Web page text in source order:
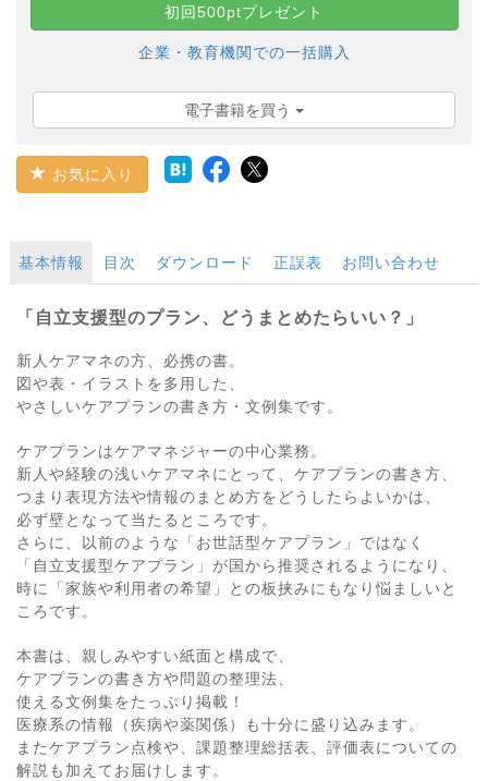
初回500ptプレゼント
企業・教育機関での一括購入
電子書籍を買う
お気に入り
基本情報 目次 ダウンロード 正誤表 お問い合わせ
「自立支援型のプラン、どうまとめたらいい？」
新人ケアマネの方、必携の書。
図や表・イラストを多用した、
やさしいケアプランの書き方・文例集です。
ケアプランはケアマネジャーの中心業務。
新人や経験の浅いケアマネにとって、ケアプランの書き方、
つまり表現方法や情報のまとめ方をどうしたらよいかは、
必ず壁となって当たるところです。
さらに、以前のような「お世話型ケアプラン」ではなく
「自立支援型ケアプラン」が国から推奨されるようになり、
時に「家族や利用者の希望」との板挟みにもなり悩ましいと
ころです。
本書は、親しみやすい紙面と構成で、
ケアプランの書き方や問題の整理法、
使える文例集をたっぷり掲載！
医療系の情報（疾病や薬関係）も十分に盛り込みます。
またケアプラン点検や、課題整理総括表、評価表についての
解説も加えてお届けします。